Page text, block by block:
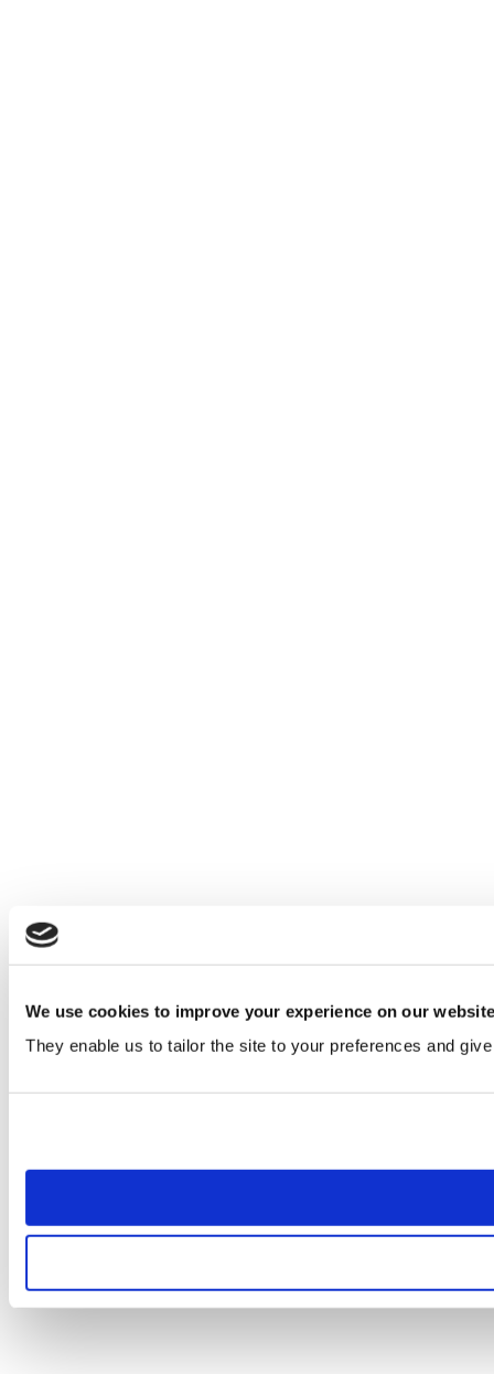
We use cookies to improve your experience on our website
They enable us to tailor the site to your preferences and